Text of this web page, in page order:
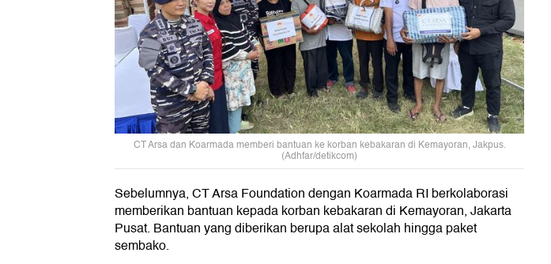
CT Arsa dan Koarmada memberi bantuan ke korban kebakaran di Kemayoran, Jakpus.
(Adhfar/detikcom)
Sebelumnya, CT Arsa Foundation dengan Koarmada RI berkolaborasi
memberikan bantuan kepada korban kebakaran di Kemayoran, Jakarta
Pusat. Bantuan yang diberikan berupa alat sekolah hingga paket
sembako.